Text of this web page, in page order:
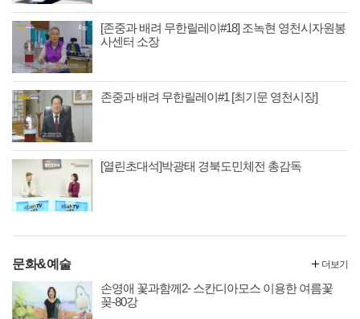
[존중과 배려 무한릴레이#18] 조녹현 영천시자원봉
사센터 소장
존중과 배려 무한릴레이#1 [최기문 영천시장]
[열린초대석]박광태 경북도민체전 총감독
문화&예술
손영애 꽃과함께2- 스칸디아모스 이용한 여름꽃
꽂-80강
더보기